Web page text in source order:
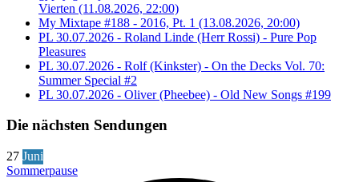
Vierten (11.08.2026, 22:00)
My Mixtape #188 - 2016, Pt. 1 (13.08.2026, 20:00)
PL 30.07.2026 - Roland Linde (Herr Rossi) - Pure Pop
Pleasures
PL 30.07.2026 - Rolf (Kinkster) - On the Decks Vol. 70:
Summer Special #2
PL 30.07.2026 - Oliver (Pheebee) - Old New Songs #199
Die nächsten Sendungen
27 Juni
Sommerpause